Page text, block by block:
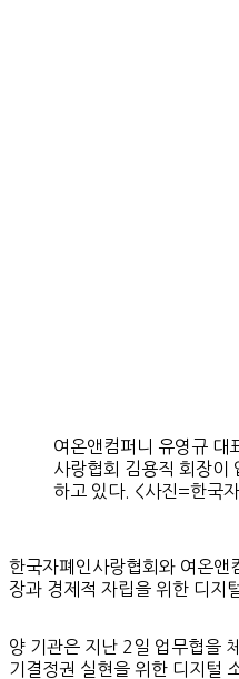
여온앤컴퍼니 유영규 대
사랑협회 김용직 회장이
하고 있다. <사진=한국
한국자폐인사랑협회와 여온앤
장과 경제적 자립을 위한 디지
양 기관은 지난 2일 업무협을
기결정권 실현을 위한 디지털